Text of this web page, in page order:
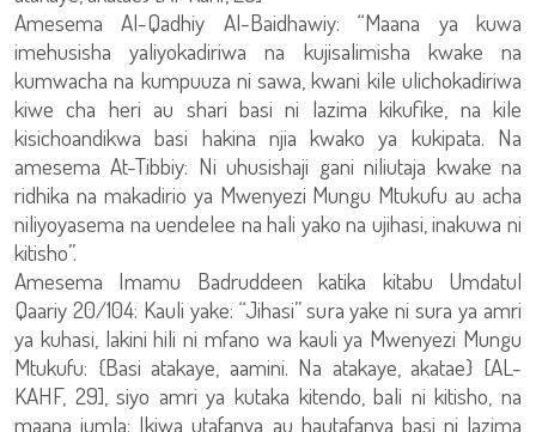
Amesema Al-Qadhiy Al-Baidhawiy: “Maana ya kuwa
imehusisha yaliyokadiriwa na kujisalimisha kwake na
kumwacha na kumpuuza ni sawa, kwani kile ulichokadiriwa
kiwe cha heri au shari basi ni lazima kikufike, na kile
kisichoandikwa basi hakina njia kwako ya kukipata. Na
amesema At-Tibbiy: Ni uhusishaji gani niliutaja kwake na
ridhika na makadirio ya Mwenyezi Mungu Mtukufu au acha
niliyoyasema na uendelee na hali yako na ujihasi, inakuwa ni
kitisho”.
Amesema Imamu Badruddeen katika kitabu Umdatul
Qaariy 20/104: Kauli yake: “Jihasi” sura yake ni sura ya amri
ya kuhasi, lakini hili ni mfano wa kauli ya Mwenyezi Mungu
Mtukufu: {Basi atakaye, aamini. Na atakaye, akatae} [AL-
KAHF, 29], siyo amri ya kutaka kitendo, bali ni kitisho, na
maana jumla: Ikiwa utafanya au hautafanya basi ni lazima